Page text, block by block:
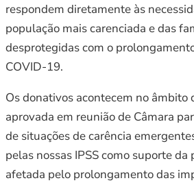
respondem diretamente às
população mais carenciada e das
desprotegidas com o
COVID-19.
Os donativos acontecem no âmbito
aprovada em reunião de Câmara
de situações de carência
pelas nossas IPSS como suporte da
afetada pelo prolongamento das